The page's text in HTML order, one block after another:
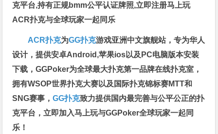
克平台,持有正规bmm公平认证牌照,立即注册马上玩
ACR扑克与全球玩家一起同乐
ACR扑克为GG扑克游戏亚洲中文旗舰站，专为华人
设计，提供安卓Android,苹果ios以及PC电脑版本安装
下载，GGPoker为全球最大扑克第一品牌在线扑克室，
拥有WSOP世界扑克大赛以及国际扑克锦标赛MTT和
SNG赛事，GG扑克致力提供国内最完善与公平公正的扑
克平台，立即加入马上玩与GGPoker全球玩家一起同
乐！